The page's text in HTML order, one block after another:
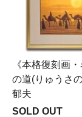
《本格復刻画
の道(りゅうさ
郁夫
SOLD OUT